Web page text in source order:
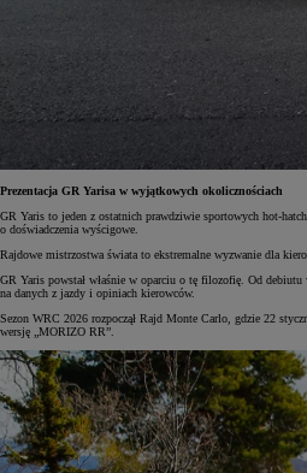
Prezentacja GR Yarisa w wyjątkowych okolicznościach
GR Yaris to jeden z ostatnich prawdziwie sportowych hot-
o doświadczenia wyścigowe.
Rajdowe mistrzostwa świata to ekstremalne wyzwanie dla
GR Yaris powstał właśnie w oparciu o tę filozofię. Od
na danych z jazdy i opiniach kierowców.
Sezon WRC 2026 rozpoczął Rajd Monte Carlo, gdzie 22
wersję „MORIZO RR”.